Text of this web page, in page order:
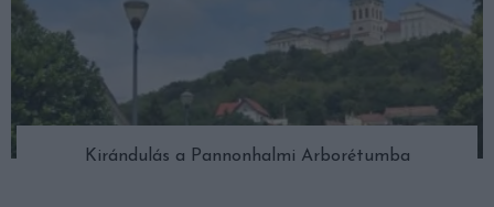
Kirándulás a Pannonhalmi Arborétumba